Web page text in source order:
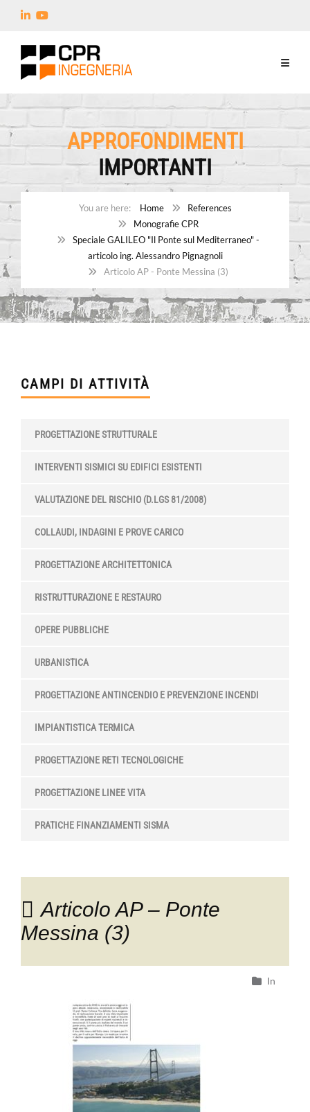
APPROFONDIMENTI
IMPORTANTI
Home
References
Monografie CPR
Speciale GALILEO "Il Ponte sul Mediterraneo" -
articolo ing. Alessandro Pignagnoli
Articolo AP - Ponte Messina (3)
CAMPI DI ATTIVITÀ
PROGETTAZIONE STRUTTURALE
INTERVENTI SISMICI SU EDIFICI ESISTENTI
VALUTAZIONE DEL RISCHIO (D.LGS 81/2008)
COLLAUDI, INDAGINI E PROVE CARICO
PROGETTAZIONE ARCHITETTONICA
RISTRUTTURAZIONE E RESTAURO
OPERE PUBBLICHE
URBANISTICA
PROGETTAZIONE ANTINCENDIO E PREVENZIONE INCENDI
IMPIANTISTICA TERMICA
PROGETTAZIONE RETI TECNOLOGICHE
PROGETTAZIONE LINEE VITA
PRATICHE FINANZIAMENTI SISMA
Articolo AP – Ponte
Messina (3)
In